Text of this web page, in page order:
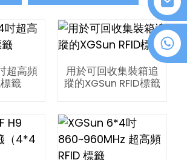
+86 18076372139
超高頻
籤
用於可回收集裝箱追
蹤的XGSun RFID標籤